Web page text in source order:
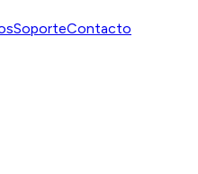
SoporteContacto